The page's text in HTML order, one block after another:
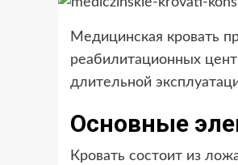
Медицинская кровать
реабилитационных
длительной
Основные
Кровать состоит из